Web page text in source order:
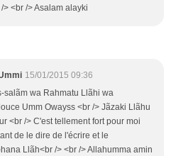
<br /> Asalam alayki
15/01/2015 09:36
salãm wa Rahmatu Llãhi wa
Umm Owayss <br /> Jãzaki Llãhu
<br /> C'est tellement fort pour moi
de le dire de l'écrire et le
Llãh<br /> <br /> Allahumma amin